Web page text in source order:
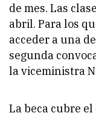
de mes. Las
abril. Para los
acceder a una
segunda
la viceministra
La beca cubre